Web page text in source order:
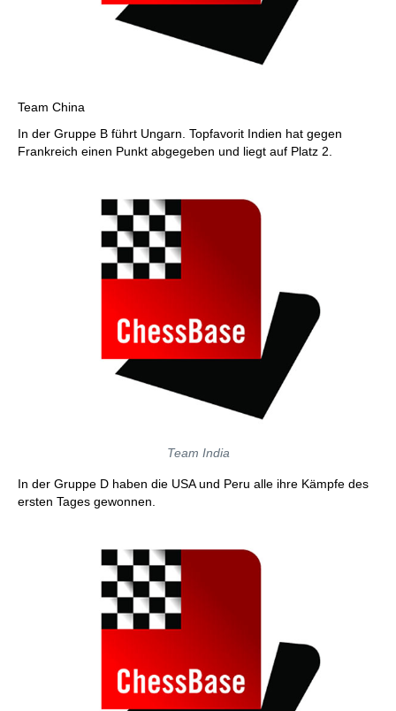
Team China
In der Gruppe B führt Ungarn. Topfavorit Indien hat gegen
Frankreich einen Punkt abgegeben und liegt auf Platz 2.
Team India
In der Gruppe D haben die USA und Peru alle ihre Kämpfe des
ersten Tages gewonnen.